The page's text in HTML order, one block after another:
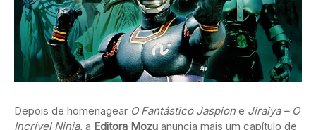
Depois de homenagear O Fantástico Jaspion e Jiraiya – O
Incrível Ninja, a Editora Mozu anuncia mais um capítulo de